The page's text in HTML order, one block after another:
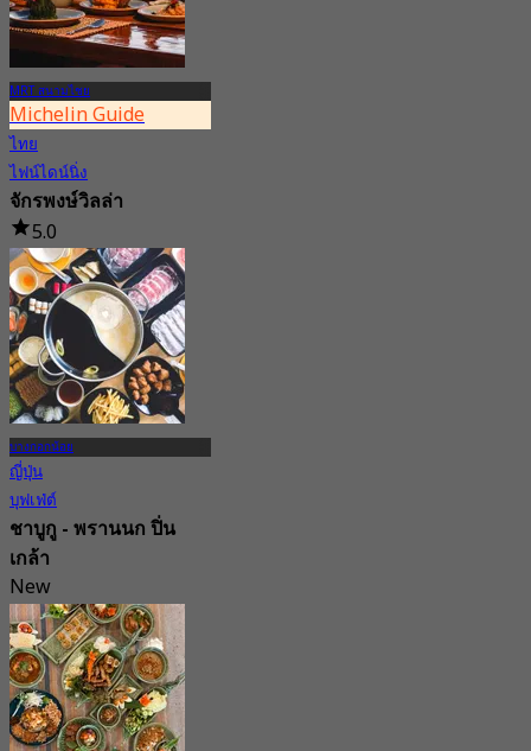
MRT สนามไชย
Michelin Guide
ไทย
ไฟน์ไดน์นิ่ง
จักรพงษ์วิลล่า
5.0
185 การจอง
จาก฿ 399.5
บางกอกน้อย
ญี่ปุ่น
บุฟเฟ่ต์
ชาบูกู - พรานนก ปิ่น
เกล้า
New
4.7
จาก฿ 419